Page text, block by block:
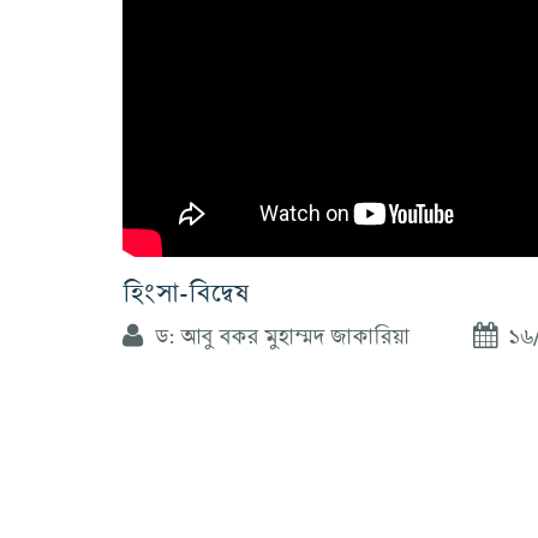
হিংসা-বিদ্বেষ
ড: আবু বকর মুহাম্মদ জাকারিয়া